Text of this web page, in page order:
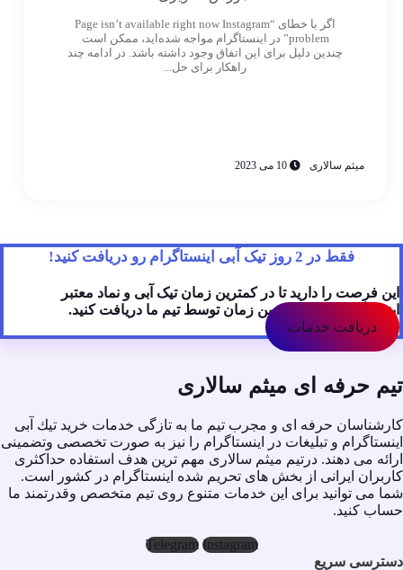
اگر با خطای “Page isn’t available right now Instagram
problem” در اینستاگرام مواجه شده‌اید، ممکن است
چندین دلیل برای این اتفاق وجود داشته باشد. در ادامه چند
راهکار برای حل...
میثم سالاری 10 می 2023
فقط در 2 روز تیک آبی اینستاگرام رو دریافت کنید!
این فرصت را دارید تا در کمترین زمان تیک آبی و نماد معتبر
اینستاگرام رو در کمترین زمان توسط تیم ما دریافت کنید.
دریافت خدمات
حرفه ای میثم سالاری
حرفه اى و مجرب تيم ما به تازگى خدمات خريد تيك آبى
و تبليغات در اينستاگرام را نيز به صورت تخصصى وتضمينى
مى دهند. درتيم ميثم سالارى مهم ترين هدف استفاده حداكثرى
ايرانى از بخش هاى تحريم شده اينستاگرام در كشور است.
مى توانيد براى اين خدمات متنوع روى تيم متخصص وقدرتمند ما
كنيد.
Instagram
Telegram
سریع